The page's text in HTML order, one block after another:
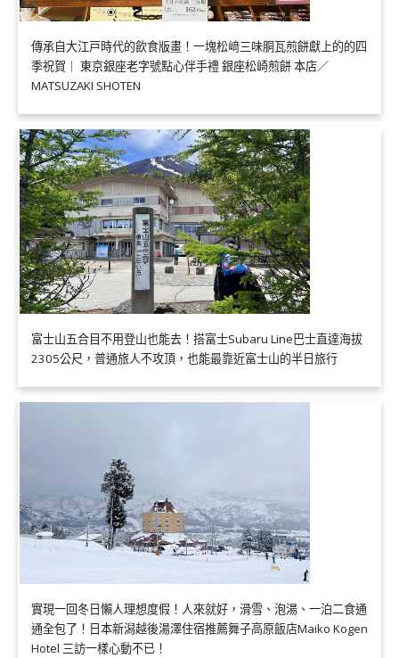
傳承自大江戸時代的飲食版畫！一塊松﨑三味胴瓦煎餅獻上的的四
季祝賀｜ 東京銀座老字號點心伴手禮 銀座松崎煎餅 本店／
MATSUZAKI SHOTEN
富士山五合目不用登山也能去！搭富士Subaru Line巴士直達海拔
2305公尺，普通旅人不攻頂，也能最靠近富士山的半日旅行
實現一回冬日懶人理想度假！人來就好，滑雪、泡湯、一泊二食通
通全包了！日本新潟越後湯澤住宿推薦舞子高原飯店Maiko Kogen
Hotel 三訪一樣心動不已！